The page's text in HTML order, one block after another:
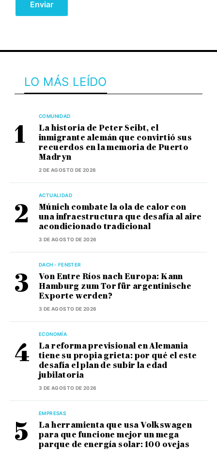
LO MÁS LEÍDO
COMUNIDAD
La historia de Peter Seibt, el
inmigrante alemán que convirtió sus
recuerdos en la memoria de Puerto
Madryn
2 DE AGOSTO DE 2026
ACTUALIDAD
Múnich combate la ola de calor con
una infraestructura que desafía al aire
acondicionado tradicional
3 DE AGOSTO DE 2026
DACH - FENSTER
Von Entre Ríos nach Europa: Kann
Hamburg zum Tor für argentinische
Exporte werden?
3 DE AGOSTO DE 2026
ECONOMÍA
La reforma previsional en Alemania
tiene su propia grieta: por qué el este
desafía el plan de subir la edad
jubilatoria
3 DE AGOSTO DE 2026
EMPRESAS
La herramienta que usa Volkswagen
para que funcione mejor un mega
parque de energía solar: 100 ovejas